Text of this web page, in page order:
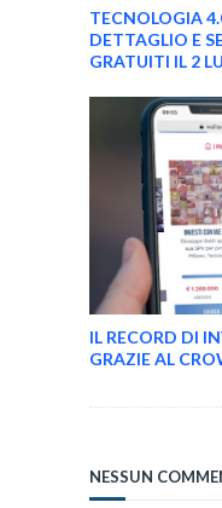
TECNOLOGIA
DETTAGLIO E
GRATUITI IL 2
IL RECORD DI
GRAZIE AL
NESSUN